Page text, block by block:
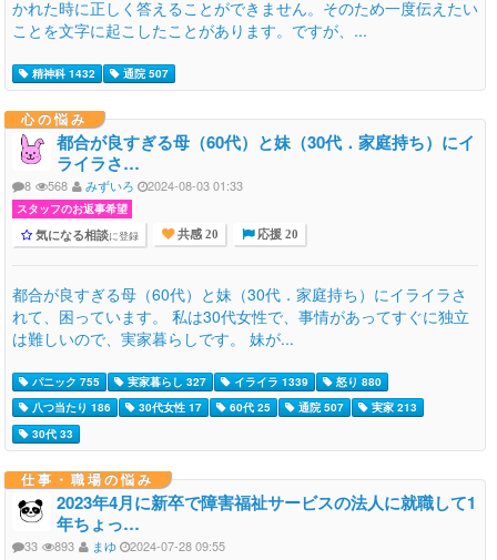
かれた時に正しく答えることができません。そのため一度伝えたい
ことを文字に起こしたことがあります。ですが、...
精神科 1432 通院 507
心の悩み
都合が良すぎる母（60代）と妹（30代．家庭持ち）にイ
ライラさ…
8 568 みずいろ 2024-08-03 01:33
スタッフのお返事希望
気になる相談に登録 共感 20 応援 20
都合が良すぎる母（60代）と妹（30代．家庭持ち）にイライラさ
れて、困っています。 私は30代女性で、事情があってすぐに独立
は難しいので、実家暮らしです。 妹が...
パニック 755 実家暮らし 327 イライラ 1339
怒り 880
八つ当たり 186
30代女性 17 60代 25 通院 507
実家 213
30代 33
仕事・職場の悩み
2023年4月に新卒で障害福祉サービスの法人に就職して1
年ちょっ…
33 893 まゆ 2024-07-28 09:55